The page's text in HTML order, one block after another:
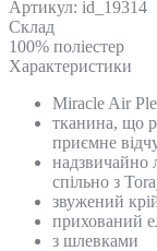
Артикул: id_19314
Склад
100% поліестер
Характеристики
Miracle Air
тканина, що
приємне
надзвичайно
спільно з
звужений
прихований
з шлевками